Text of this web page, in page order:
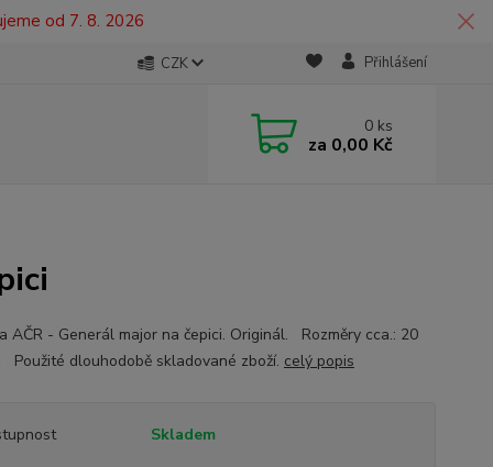
od 7. 8. 2026
CZK Přihlášení
0 ks
za 0,00 Kč
AČR - Generál major na čepici. Originál. Rozměry cca.: 20
Použité dlouhodobě skladované zboží. celý popis
Skladem